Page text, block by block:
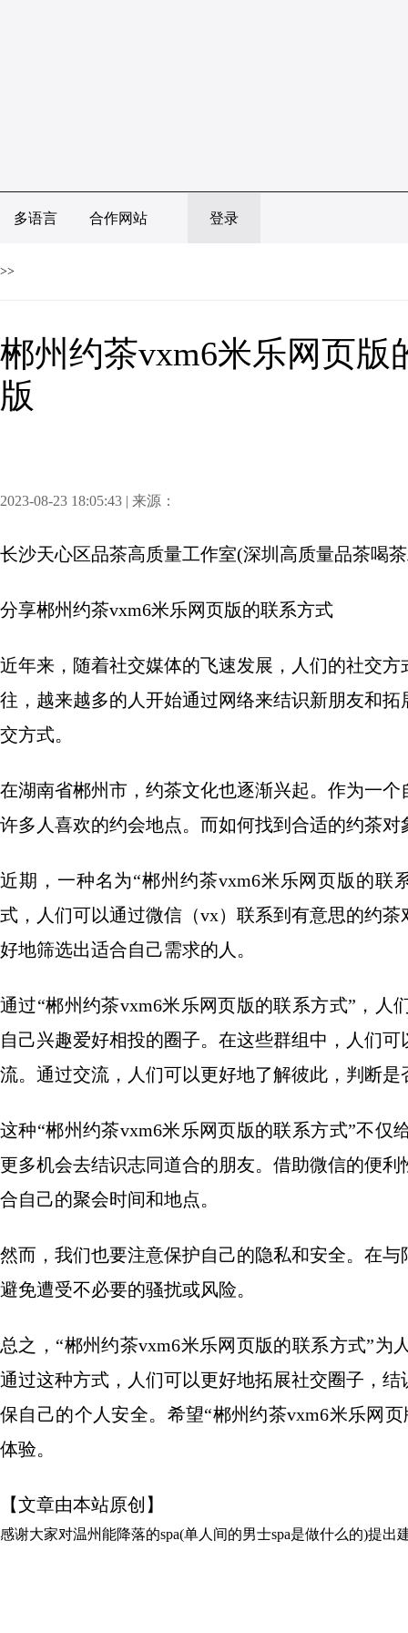
多语言 合作网站 登录
>>
郴州约茶vxm6米乐网页版
版
2023-08-23 18:05:43 | 来源：
长沙天心区品茶高质量工作室(深圳高质量品茶喝
分享郴州约茶vxm6米乐网页版的联系方式
近年来，随着社交媒体的飞速发展，人们的社交
往，越来越多的人开始通过网络来结识新朋友和
交方式。
在湖南省郴州市，约茶文化也逐渐兴起。作为一
许多人喜欢的约会地点。而如何找到合适的约茶
近期，一种名为“郴州约茶vxm6米乐网页版的
式，人们可以通过微信（vx）联系到有意思的约
好地筛选出适合自己需求的人。
通过“郴州约茶vxm6米乐网页版的联系方式”，
自己兴趣爱好相投的圈子。在这些群组中，人们
流。通过交流，人们可以更好地了解彼此，判断
这种“郴州约茶vxm6米乐网页版的联系方式”不
更多机会去结识志同道合的朋友。借助微信的便
合自己的聚会时间和地点。
然而，我们也要注意保护自己的隐私和安全。在
避免遭受不必要的骚扰或风险。
总之，“郴州约茶vxm6米乐网页版的联系方式”
通过这种方式，人们可以更好地拓展社交圈子，
保自己的个人安全。希望“郴州约茶vxm6米乐网
体验。
【文章由本站原创】
感谢大家对温州能降落的spa(单人间的男士spa是做什么的)提出